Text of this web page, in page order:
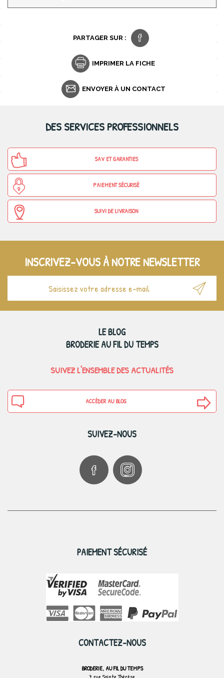
PARTAGER SUR :
IMPRIMER LA FICHE
ENVOYER À UN CONTACT
DES SERVICES PROFESSIONNELS
SAV ET GARANTIES
PAIEMENT SÉCURISÉ
SUIVI DE LIVRAISON
INSCRIVEZ-VOUS À NOTRE NEWSLETTER
LE BLOG
BRODERIE AU FIL DU TEMPS
SUIVEZ L'ENSEMBLE DES ACTUALITÉS
ACCÉDER AU BLOG
SUIVEZ-NOUS
PAIEMENT SÉCURISÉ
CONTACTEZ-NOUS
BRODERIE, AU FIL DU TEMPS